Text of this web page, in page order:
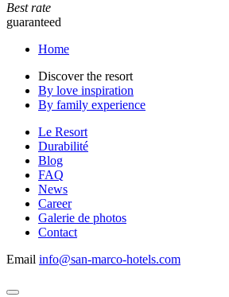
Best rate
guaranteed
Home
Discover the resort
By love inspiration
By family experience
Le Resort
Durabilité
Blog
FAQ
News
Career
Galerie de photos
Contact
Email info@san-marco-hotels.com